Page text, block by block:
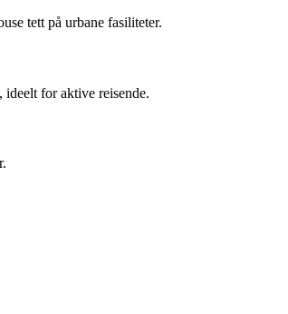
tett på urbane fasiliteter.
for aktive reisende.